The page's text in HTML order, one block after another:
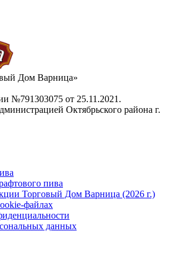
Дом Варница»
№791303075 от 25.11.2021.
Октябрьского района г.
пива
Торговый Дом Варница (2026 г.)
файлах
данных